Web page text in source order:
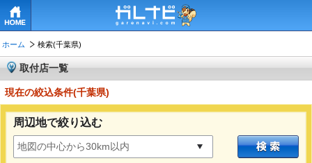
ホーム 検索(千葉県)
取付店一覧
現在の絞込条件(千葉県)
周辺地で絞り込む